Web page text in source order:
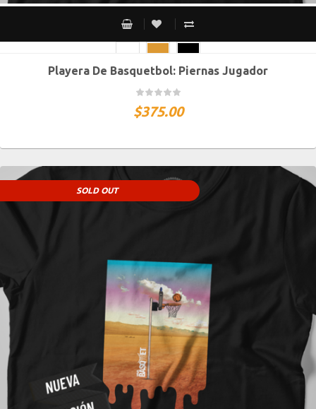
CH M G XG XXG
Playera De Basquetbol: Piernas Jugador
$375.00
SOLD OUT